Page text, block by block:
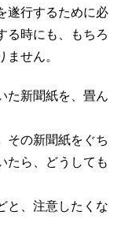
遂行するために必
る時にも、もちろ
せん。
た新聞紙を、畳ん
その新聞紙をぐち
たら、どうしても
と、注意したくな